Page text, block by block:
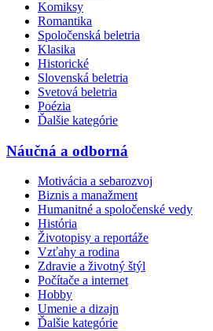
Komiksy
Romantika
Spoločenská beletria
Klasika
Historické
Slovenská beletria
Svetová beletria
Poézia
Ďalšie kategórie
Náučná a odborná
Motivácia a sebarozvoj
Biznis a manažment
Humanitné a spoločenské vedy
História
Životopisy a reportáže
Vzťahy a rodina
Zdravie a životný štýl
Počítače a internet
Hobby
Umenie a dizajn
Ďalšie kategórie